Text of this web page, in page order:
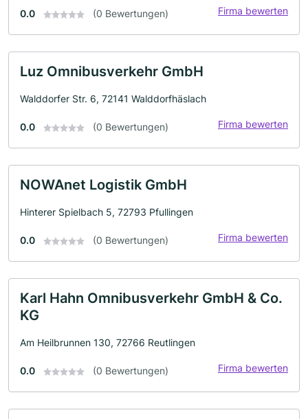
0.0 (0 Bewertungen) Firma bewerten
Luz Omnibusverkehr GmbH
Walddorfer Str. 6, 72141 Walddorfhäslach
0.0 (0 Bewertungen) Firma bewerten
NOWAnet Logistik GmbH
Hinterer Spielbach 5, 72793 Pfullingen
0.0 (0 Bewertungen) Firma bewerten
Karl Hahn Omnibusverkehr GmbH & Co.
KG
Am Heilbrunnen 130, 72766 Reutlingen
0.0 (0 Bewertungen) Firma bewerten